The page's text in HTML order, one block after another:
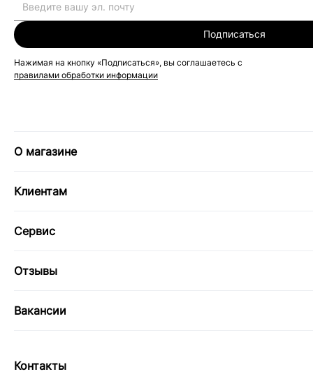
Подписаться
Нажимая на кнопку «Подписаться», вы соглашаетесь с
правилами обработки информации
О магазине
Клиентам
Сервис
Отзывы
Вакансии
Контакты